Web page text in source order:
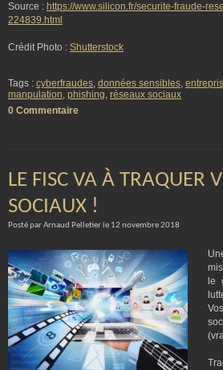
Source : https://www.silicon.fr/securite-fraude-
224839.html
Crédit Photo : Shutterstock
Tags : cyberfraudes, données sensibles,
manpulation, phishing, réseaux sociaux
0 Commentaire
LE FISC VA À TRAQUER
SOCIAUX !
Posté par Arnaud Pelletier le 12 novembre 2018
le